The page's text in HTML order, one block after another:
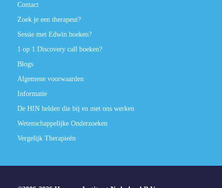
Contact
Zoek je een therapeut?
Sessie met Edwin boeken?
1 op 1 Discovery call boeken?
Blogs
Algemene voorwaarden
Informatie
De HIN helden die bij en met ons werken
Wetenschappelijke Onderzoeken
Vergelijk Therapieën